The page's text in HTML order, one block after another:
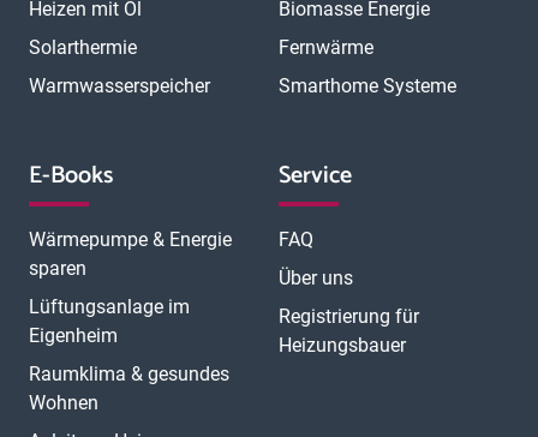
Heizen mit Öl
Solarthermie
Warmwasserspeicher
Biomasse Energie
Fernwärme
Smarthome Systeme
E-Books
Wärmepumpe & Energie
sparen
Lüftungsanlage im
Eigenheim
Raumklima & gesundes
Wohnen
Service
FAQ
Über uns
Registrierung für
Heizungsbauer